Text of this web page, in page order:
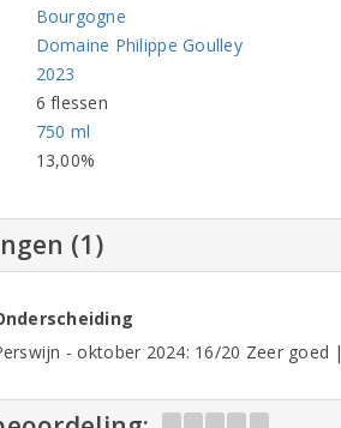
Bourgogne
Domaine Philippe Goulley
2023
6 flessen
750 ml
13,00%
(1)
- oktober 2024: 16/20 Zeer goed